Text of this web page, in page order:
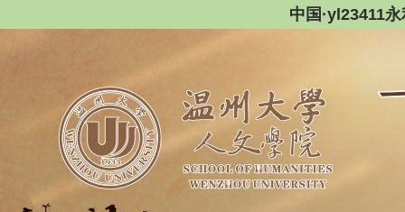
中国·yl23411